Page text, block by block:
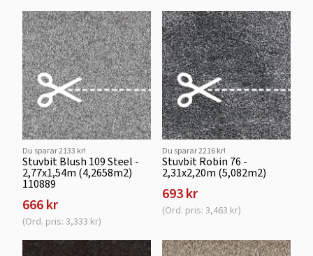
Du sparar 2133 kr!
Stuvbit Blush 109 Steel -
2,77x1,54m (4,2658m2)
110889
666 kr
(Ord. pris: 3,333 kr)
Du sparar 2216 kr!
Stuvbit Robin 76 -
2,31x2,20m (5,082m2)
693 kr
(Ord. pris: 3,463 kr)